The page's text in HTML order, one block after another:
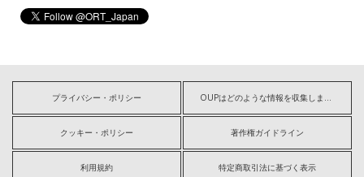
プライバシー・ポリシー OUPはどのような情報を収集しますか?
クッキー・ポリシー 著作権ガイドライン
利用規約 特定商取引法に基づく表示